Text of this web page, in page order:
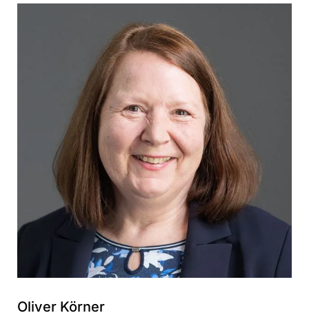
Oliver Körner